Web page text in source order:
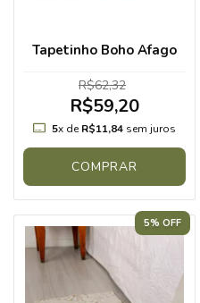
Tapetinho Boho Afago
R$62,32
R$59,20
5x de R$11,84sem juros
COMPRAR
5% OFF